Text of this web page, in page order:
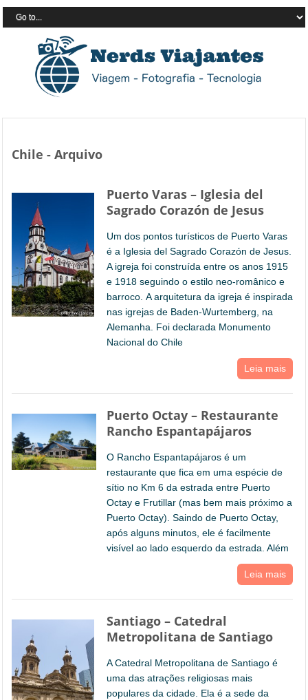
Chile - Arquivo
Puerto Varas – Iglesia del
Sagrado Corazón de Jesus
Um dos pontos turísticos de Puerto Varas
é a Iglesia del Sagrado Corazón de Jesus.
A igreja foi construída entre os anos 1915
e 1918 seguindo o estilo neo-românico e
barroco. A arquitetura da igreja é inspirada
nas igrejas de Baden-Wurtemberg, na
Alemanha. Foi declarada Monumento
Nacional do Chile
Leia mais
Puerto Octay – Restaurante
Rancho Espantapájaros
O Rancho Espantapájaros é um
restaurante que fica em uma espécie de
sítio no Km 6 da estrada entre Puerto
Octay e Frutillar (mas bem mais próximo a
Puerto Octay). Saindo de Puerto Octay,
após alguns minutos, ele é facilmente
visível ao lado esquerdo da estrada. Além
Leia mais
Santiago – Catedral
Metropolitana de Santiago
A Catedral Metropolitana de Santiago é
uma das atrações religiosas mais
populares da cidade. Ela é a sede da